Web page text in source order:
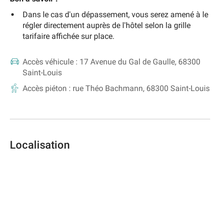
Dans le cas d'un dépassement, vous serez amené à le
régler directement auprès de l'hôtel selon la grille
tarifaire affichée sur place.
Accès véhicule : 17 Avenue du Gal de Gaulle, 68300
Saint-Louis
Accès piéton : rue Théo Bachmann, 68300 Saint-Louis
Localisation